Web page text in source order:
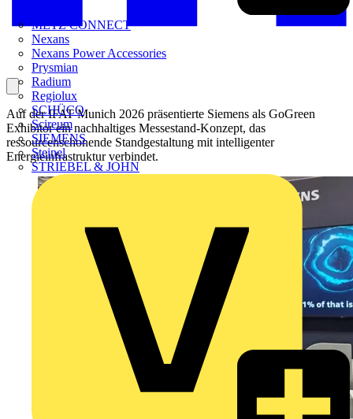
METZ CONNECT
Nexans
Nexans Power Accessories
Prysmian
Radium
Regiolux
SCHÜCO
Scireum
SIEMENS
Steinel
STRIEBEL & JOHN
Auf der IFAT Munich 2026 präsentierte Siemens als GoGreen
Exhibitor ein nachhaltiges Messestand-Konzept, das
ressourcenschonende Standgestaltung mit intelligenter
Energieinfrastruktur verbindet.